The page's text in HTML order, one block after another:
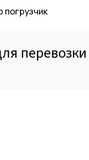
погрузчик
перевозки